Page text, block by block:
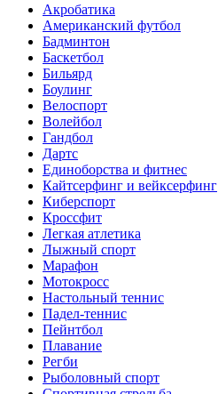
Акробатика
Американский футбол
Бадминтон
Баскетбол
Бильярд
Боулинг
Велоспорт
Волейбол
Гандбол
Дартс
Единоборства и фитнес
Кайтсерфинг и вейксерфинг
Киберспорт
Кроссфит
Легкая атлетика
Лыжный спорт
Марафон
Мотокросс
Настольный теннис
Падел-теннис
Пейнтбол
Плавание
Регби
Рыболовный спорт